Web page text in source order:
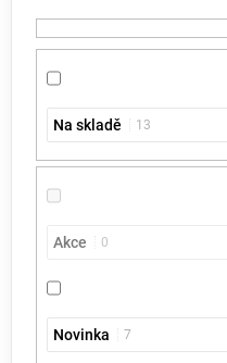
Na skladě 13
Akce 0
Novinka 7